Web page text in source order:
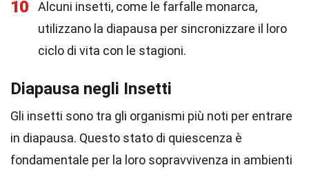
10
Alcuni insetti, come le farfalle monarca,
utilizzano la diapausa per sincronizzare il loro
ciclo di vita con le stagioni.
Diapausa negli Insetti
Gli insetti sono tra gli organismi più noti per entrare
in diapausa. Questo stato di quiescenza è
fondamentale per la loro sopravvivenza in ambienti